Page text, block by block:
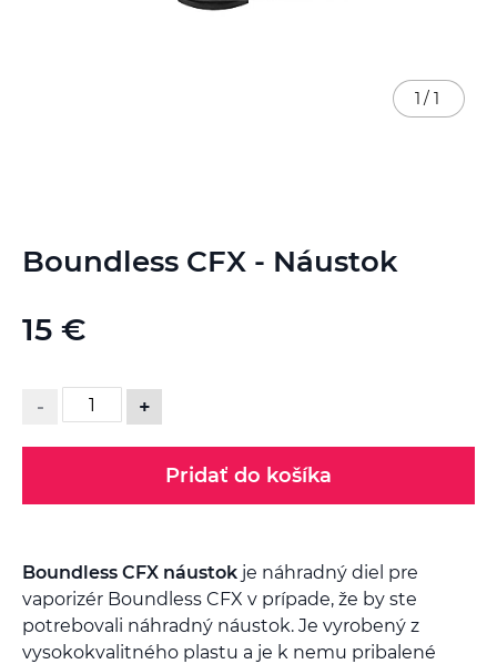
Boundless CFX - Náustok
15 €
- +
Pridať do košíka
Boundless CFX náustok je náhradný diel pre
vaporizér Boundless CFX v prípade, že by ste
potrebovali náhradný náustok. Je vyrobený z
vysokokvalitného plastu a je k nemu pribalené
1 / 1
na
obrázkov